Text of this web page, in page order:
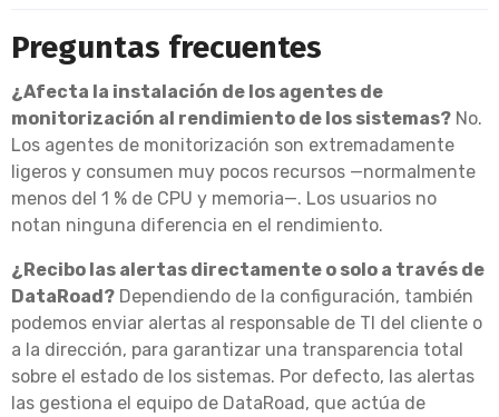
Preguntas frecuentes
¿Afecta la instalación de los agentes de
monitorización al rendimiento de los sistemas? No.
Los agentes de monitorización son extremadamente
ligeros y consumen muy pocos recursos —normalmente
menos del 1 % de CPU y memoria—. Los usuarios no
notan ninguna diferencia en el rendimiento.
¿Recibo las alertas directamente o solo a través de
DataRoad? Dependiendo de la configuración, también
podemos enviar alertas al responsable de TI del cliente o
a la dirección, para garantizar una transparencia total
sobre el estado de los sistemas. Por defecto, las alertas
las gestiona el equipo de DataRoad, que actúa de